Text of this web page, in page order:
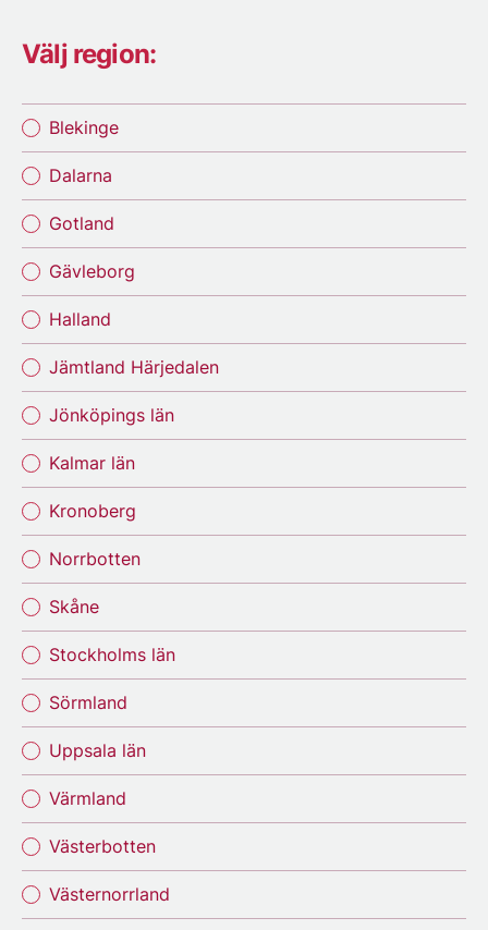
Välj region:
Blekinge
Dalarna
Gotland
Gävleborg
Halland
Jämtland Härjedalen
Jönköpings län
Kalmar län
Kronoberg
Norrbotten
Skåne
Stockholms län
Sörmland
Uppsala län
Värmland
Västerbotten
Västernorrland